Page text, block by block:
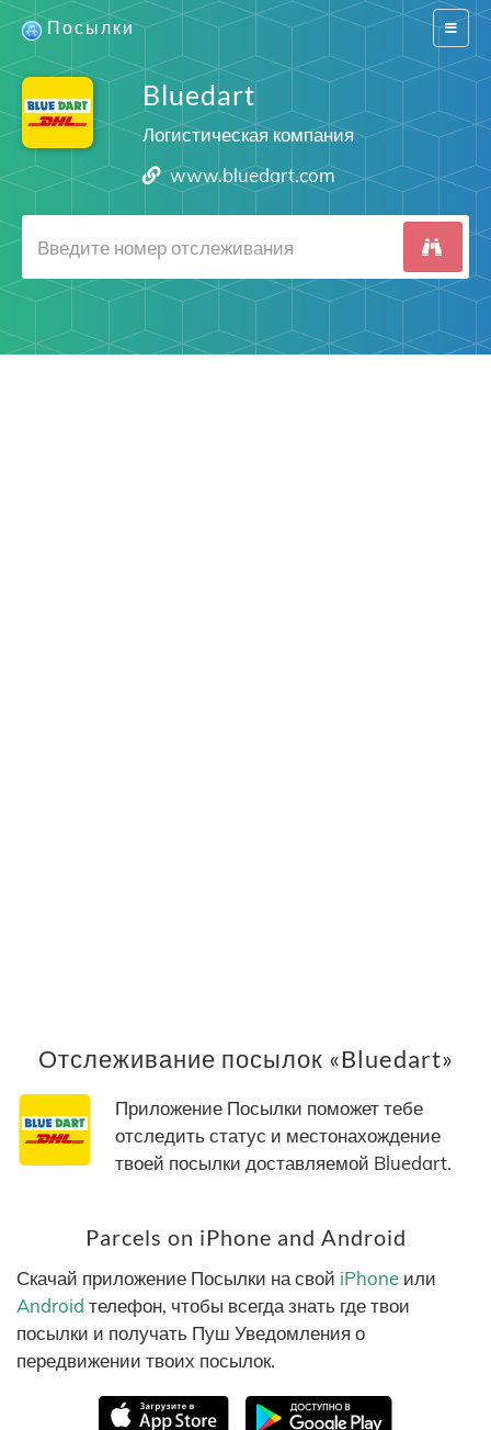
Switch
Посылки
Bluedart
Логистическая компания
www.bluedart.com
Отслеживание посылок «Bluedart»
Приложение Посылки поможет тебе
отследить статус и местонахождение
твоей посылки доставляемой Bluedart.
Parcels on iPhone and Android
Скачай приложение Посылки на свой iPhone или
Android телефон, чтобы всегда знать где твои
посылки и получать Пуш Уведомления о
передвижении твоих посылок.